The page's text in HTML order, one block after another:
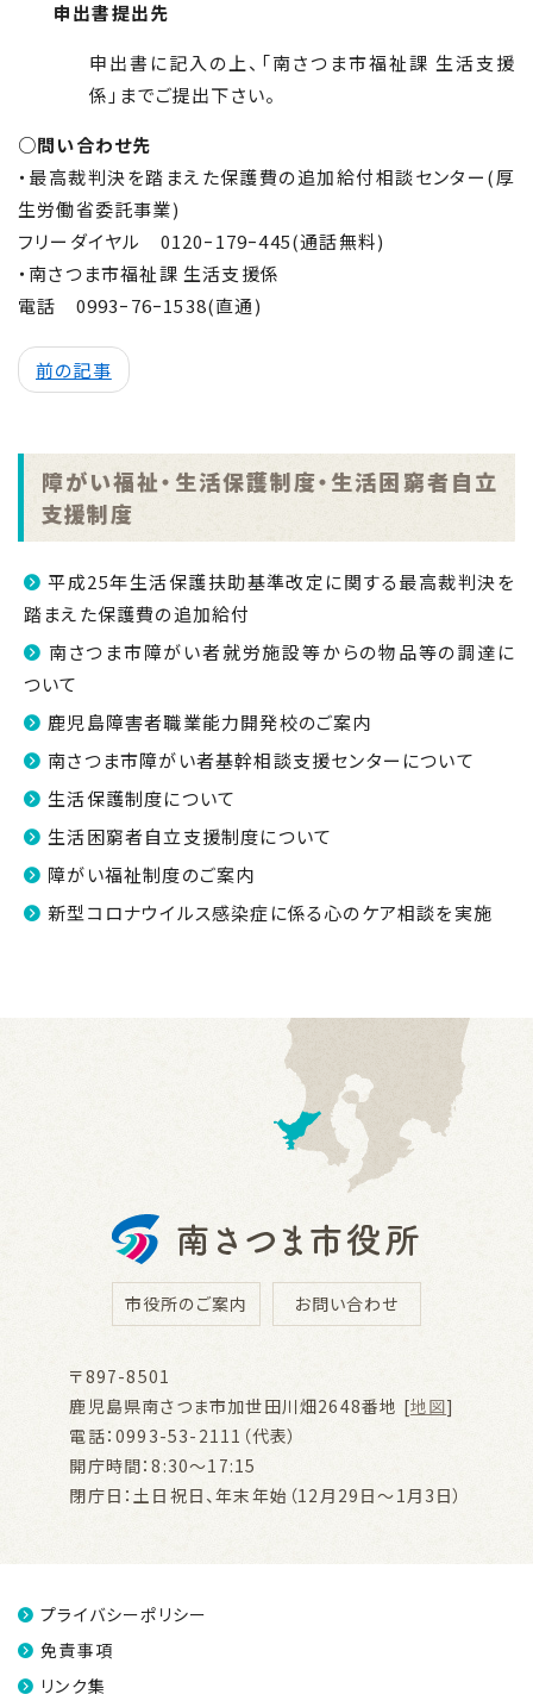
申出書提出先
申出書に記入の上、「南さつま市福祉課 生活支援
係」までご提出下さい。
○問い合わせ先
・最高裁判決を踏まえた保護費の追加給付相談センター(厚
生労働省委託事業)
フリーダイヤル 0120ｰ179ｰ445(通話無料)
・南さつま市福祉課 生活支援係
電話 0993ｰ76ｰ1538(直通)
前の記事
障がい福祉・生活保護制度・生活困窮者自立
支援制度
平成25年生活保護扶助基準改定に関する最高裁判決を
踏まえた保護費の追加給付
南さつま市障がい者就労施設等からの物品等の調達に
ついて
鹿児島障害者職業能力開発校のご案内
南さつま市障がい者基幹相談支援センターについて
生活保護制度について
生活困窮者自立支援制度について
障がい福祉制度のご案内
新型コロナウイルス感染症に係る心のケア相談を実施
市役所のご案内 お問い合わせ
〒897-8501
鹿児島県南さつま市加世田川畑2648番地 [地図]
電話：0993-53-2111（代表）
開庁時間：8:30～17:15
閉庁日：土日祝日、年末年始（12月29日～1月3日）
プライバシーポリシー
免責事項
リンク集